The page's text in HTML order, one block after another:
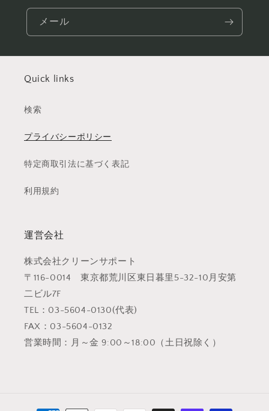
メール
Quick links
検索
プライバシーポリシー
特定商取引法に基づく表記
利用規約
運営会社
株式会社クリーンサポート
〒116-0014 東京都荒川区東日暮里5-32-10月安第
二ビル7F
TEL：03-5604-0130(代表)
FAX：03-5604-0132
営業時間：月～金 9:00～18:00（土日祝除く）